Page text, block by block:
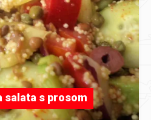
salata s prosom